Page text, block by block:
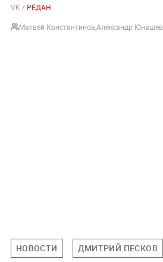
VK / РЁДАН
Матвей КонстантиновАлександр Юнашев
НОВОСТИ ДМИТРИЙ ПЕСКОВ